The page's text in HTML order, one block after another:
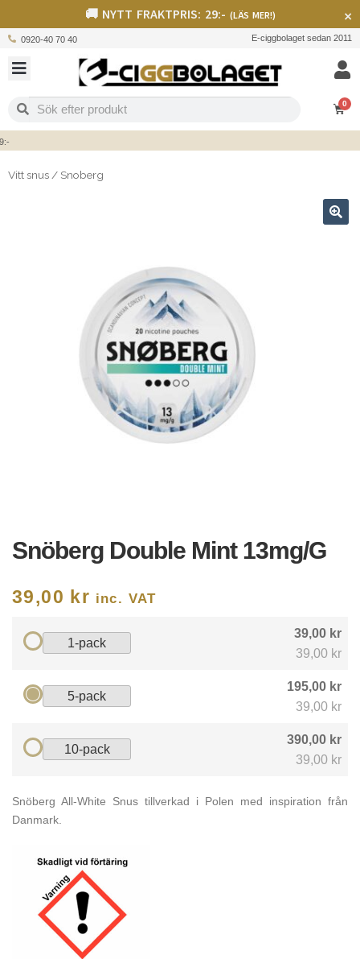
🚚 NYTT FRAKTPRIS: 29:- (LÄS MER!) ×
0920-40 70 40 E-ciggbolaget sedan 2011
0
Vitt snus / Snoberg
Snöberg Double Mint 13mg/g
39,00 kr inc. VAT
1-pack
39,00 kr
39,00 kr
5-pack
195,00 kr
39,00 kr
10-pack
390,00 kr
39,00 kr
Snöberg All-White Snus tillverkad i Polen med inspiration från
Danmark.